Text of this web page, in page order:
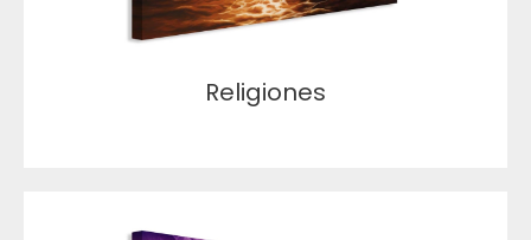
Religiones